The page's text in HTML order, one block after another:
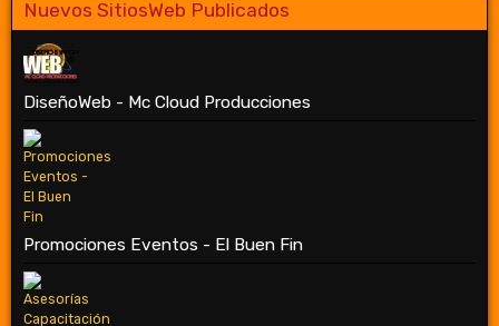
Nuevos SitiosWeb Publicados
DiseñoWeb - Mc Cloud Producciones
Promociones Eventos - El Buen Fin